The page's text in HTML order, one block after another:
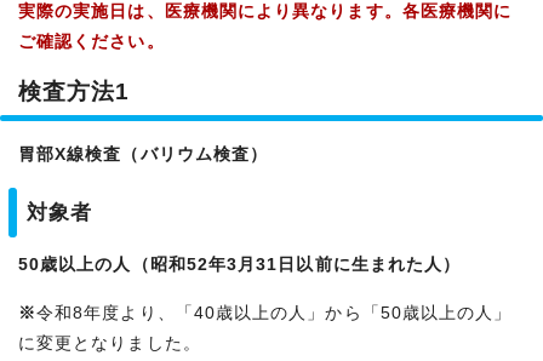
実際の実施日は、医療機関により異なります。各医療機関に
ご確認ください。
検査方法1
胃部X線検査（バリウム検査）
対象者
50歳以上の人（昭和52年3月31日以前に生まれた人）
※令和8年度より、「40歳以上の人」から「50歳以上の人」
に変更となりました。